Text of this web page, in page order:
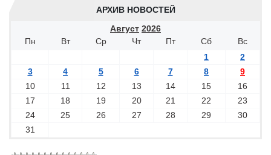
АРХИВ НОВОСТЕЙ
Август 2026
Пн
Вт Ср Чт Пт Сб
Вс
1
2
3
4 5 6 7 8
9
10
11 12 13 14 15
16
17
18 19 20 21 22
23
24
25 26 27 28 29
30
31